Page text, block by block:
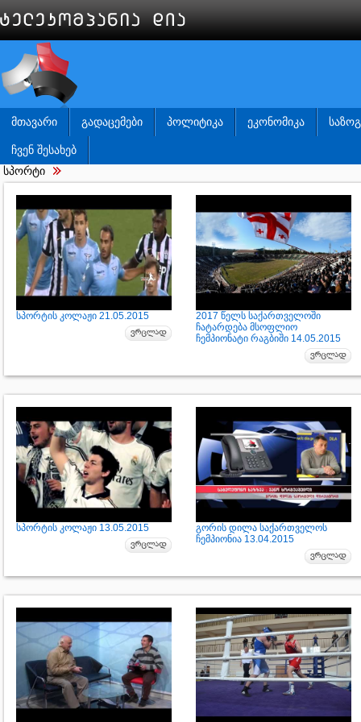
ᲛᲗᲐᲕᲐᲠᲘ ᲒᲐᲓᲐᲪᲔᲛᲔᲑᲘ ᲞᲝᲚᲘᲢᲘᲙᲐ ᲔᲙᲝᲜᲝᲛᲘᲙᲐ
ᲩᲕᲔᲜ ᲨᲔᲡᲐᲮᲔᲑ
სპორტი
სპორტის კოლაჟი 21.05.2015
2017 წელს საქართველოში
ჩატარდება მსოფლიო
ჩემპიონატი რაგბიში 14.05.2015
სპორტის კოლაჟი 13.05.2015
გორის დილა საქართველოს
ჩემპიონია 13.04.2015